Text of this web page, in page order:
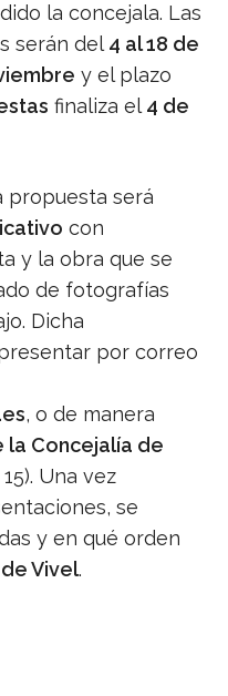
la concejala. Las
serán del4 al 18 de
y el plazo
finaliza el4 de
propuesta será
con
y la obra que se
de fotografías
Dicha
por correo
, o de manera
la Concejalía de
Una vez
se
y en qué orden
Vivel.